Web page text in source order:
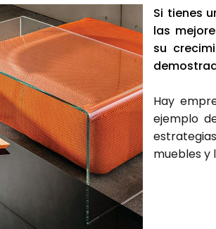
Si tie­nes
las
su
Hay
ejem­plo
mue­bles y